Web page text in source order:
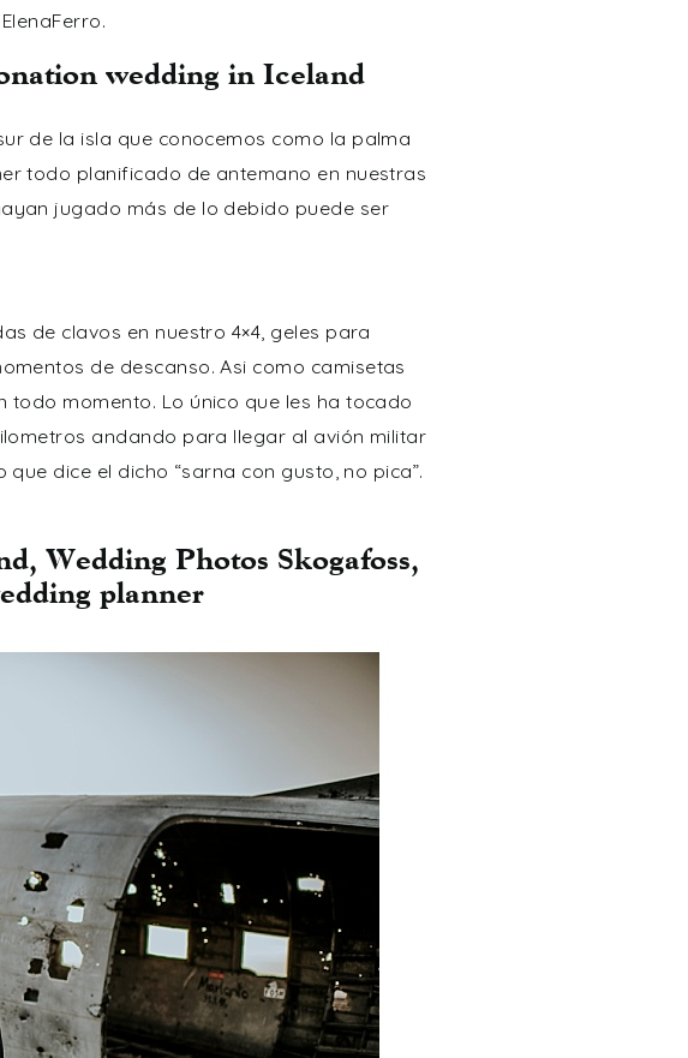
.
wedding in Iceland
de la isla que conocemos como la palma
todo planificado de antemano en nuestras
jugado más de lo debido puede ser
de clavos en nuestro 4×4, geles para
de descanso. Asi como camisetas
momento. Lo único que les ha tocado
andando para llegar al avión militar
dice el dicho “sarna con gusto, no pica”.
Wedding Photos Skogafoss,
planner